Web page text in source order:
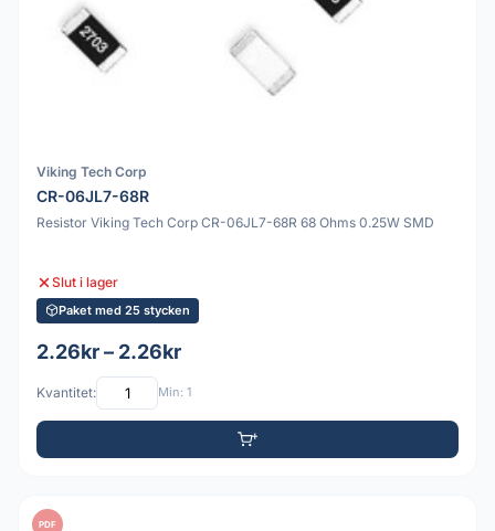
Viking Tech Corp
CR-06JL7-68R
Resistor Viking Tech Corp CR-06JL7-68R 68 Ohms 0.25W SMD
Slut i lager
Paket med 25 stycken
2.26kr – 2.26kr
Kvantitet: Min: 1
PDF